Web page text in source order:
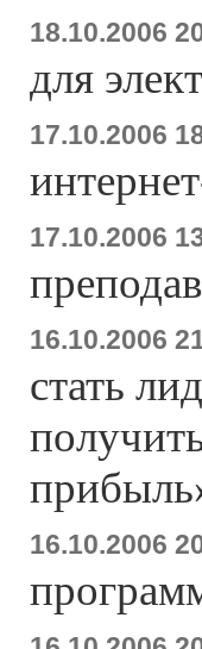
18.10.2006
для
17.10.2006
17.10.2006
16.10.2006
стать
16.10.2006